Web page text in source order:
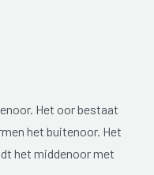
Het oor bestaat
het buitenoor. Het
het middenoor met